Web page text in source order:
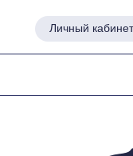
Личный кабинет
Личный кабинет